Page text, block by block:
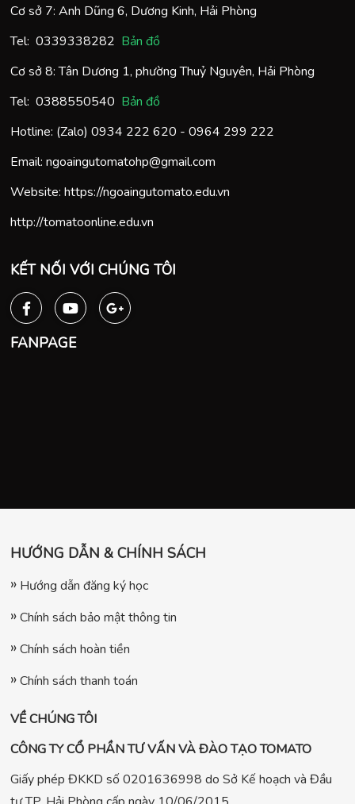
Cơ sở 7: Anh Dũng 6, Dương Kinh, Hải Phòng
Tel: 0339338282 Bản đồ
Cơ sở 8: Tân Dương 1, phường Thuỷ Nguyên, Hải Phòng
Tel: 0388550540 Bản đồ
Hotline: (Zalo) 0934 222 620 - 0964 299 222
Email: ngoaingutomatohp@gmail.com
Website: https://ngoaingutomato.edu.vn
http://tomatoonline.edu.vn
KẾT NỐI VỚI CHÚNG TÔI
FANPAGE
HƯỚNG DẪN & CHÍNH SÁCH
Hướng dẫn đăng ký học
Chính sách bảo mật thông tin
Chính sách hoàn tiền
Chính sách thanh toán
VỀ CHÚNG TÔI
CÔNG TY CỔ PHẦN TƯ VẤN VÀ ĐÀO TẠO TOMATO
Giấy phép ĐKKD số 0201636998 do Sở Kế hoạch và Đầu